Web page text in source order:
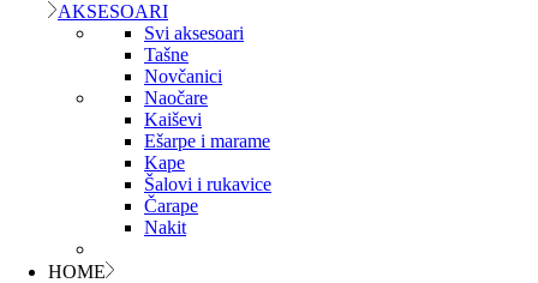
AKSESOARI
Svi aksesoari
Tašne
Novčanici
Naočare
Kaiševi
Ešarpe i marame
Kape
Šalovi i rukavice
Čarape
Nakit
HOME